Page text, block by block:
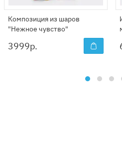
Композиция из шаров
"Нежное чувство"
3999р.